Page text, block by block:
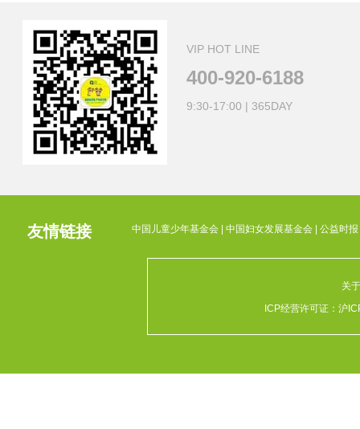
VIP HOT LINE
400-920-6188
9:30-17:00 | 365DAY
友情链接 中国儿童少年基金会 中国妇女发展基金会 公益时报
关
ICP经营许可证： 沪